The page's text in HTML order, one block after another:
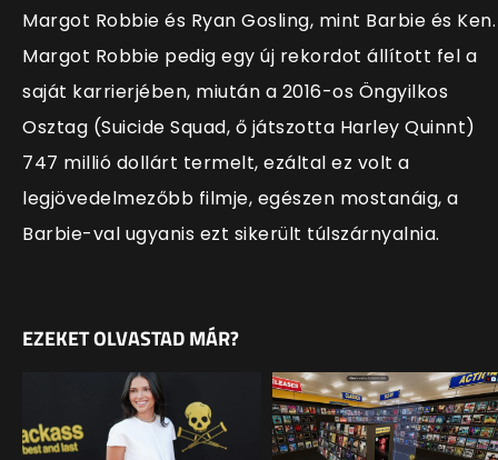
Margot Robbie és Ryan Gosling, mint Barbie és Ken.
Margot Robbie pedig egy új rekordot állított fel a
saját karrierjében, miután a 2016-os Öngyilkos
Osztag (Suicide Squad, ő játszotta Harley Quinnt)
747 millió dollárt termelt, ezáltal ez volt a
legjövedelmezőbb filmje, egészen mostanáig, a
Barbie-val ugyanis ezt sikerült túlszárnyalnia.
EZEKET OLVASTAD MÁR?